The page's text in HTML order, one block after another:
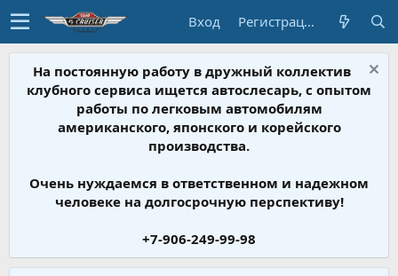
Вход Регистрация
На постоянную работу в дружный коллектив
клубного сервиса ищется автослесарь, с опытом
работы по легковым автомобилям
американского, японского и корейского
производства.
Очень нуждаемся в ответственном и надежном
человеке на долгосрочную перспективу!
+7-906-249-99-98